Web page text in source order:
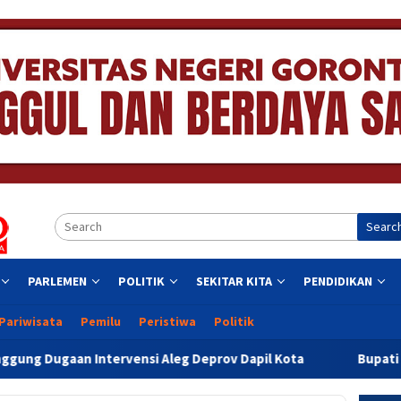
PARLEMEN POLITIK SEKITAR KITA PENDIDIKAN
Pariwisata Pemilu Peristiwa Politik
Aleg Deprov Dapil Kota Bupati Sofyan Teken